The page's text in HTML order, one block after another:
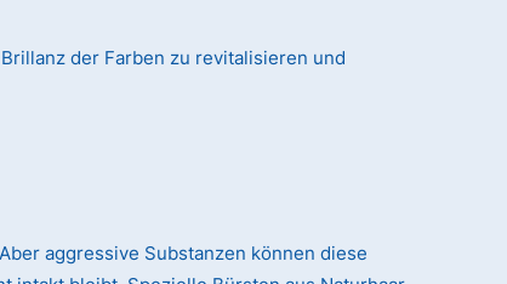
der Farben zu revitalisieren und
aggressive Substanzen können diese